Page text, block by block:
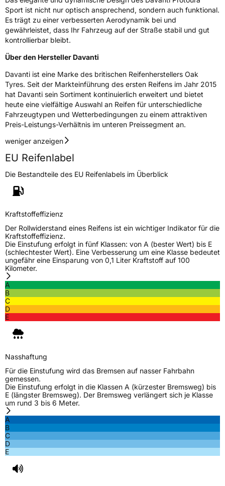
3PMSF / Schneeflockensymbol / Alpine-Symbol Nein
Allgemeine Produktsicherheit (GPSR)
HerstellerkontaktDavanti World B.V., Keizersgrach 62-64 1015
CS Amsterdam Netherlands, info@davanti-
tyres.com
Sport ist nicht nur optisch ansprechend, sondern auch funktional.
Es trägt zu einer verbesserten Aerodynamik bei und
gewährleistet, dass Ihr Fahrzeug auf der Straße stabil und gut
kontrollierbar bleibt.
Über den Hersteller Davanti
Davanti ist eine Marke des britischen Reifenherstellers Oak
Tyres. Seit der Markteinführung des ersten Reifens im Jahr 2015
hat Davanti sein Sortiment kontinuierlich erweitert und bietet
heute eine vielfältige Auswahl an Reifen für unterschiedliche
Fahrzeugtypen und Wetterbedingungen zu einem attraktiven
Preis-Leistungs-Verhältnis im unteren Preissegment an.
weniger anzeigen
EU Reifenlabel
Die Bestandteile des EU Reifenlabels im Überblick
Kraftstoffeffizienz
Der Rollwiderstand eines Reifens ist ein wichtiger Indikator für die
Kraftstoffeffizienz.
Die Einstufung erfolgt in fünf Klassen: von A (bester Wert) bis E
(schlechtester Wert). Eine Verbesserung um eine Klasse bedeutet
ungefähr eine Einsparung von 0,1 Liter Kraftstoff auf 100
Kilometer.
A
B
C
D
E
Nasshaftung
Für die Einstufung wird das Bremsen auf nasser Fahrbahn
gemessen.
Die Einstufung erfolgt in die Klassen A (kürzester Bremsweg) bis
E (längster Bremsweg). Der Bremsweg verlängert sich je Klasse
um rund 3 bis 6 Meter.
A
B
C
D
E